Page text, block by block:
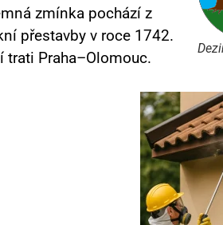
zmínka pochází z
přestavby v roce 1742.
trati Praha–Olomouc.